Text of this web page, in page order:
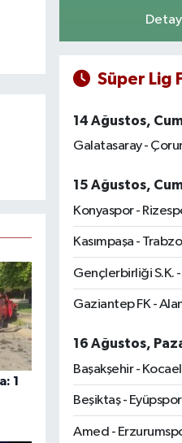
1
Süper Lig
14 Ağustos,
Galatasaray -
15 Ağustos,
Konyaspor -
Kasımpaşa -
Gençlerbirliği S.K.
Gaziantep FK -
16 Ağustos,
Başakşehir -
Beşiktaş - Eyüpspor
Amed -